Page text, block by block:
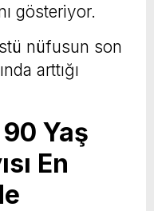
gösteriyor.
nüfusun son
arttığı
Yaş
En